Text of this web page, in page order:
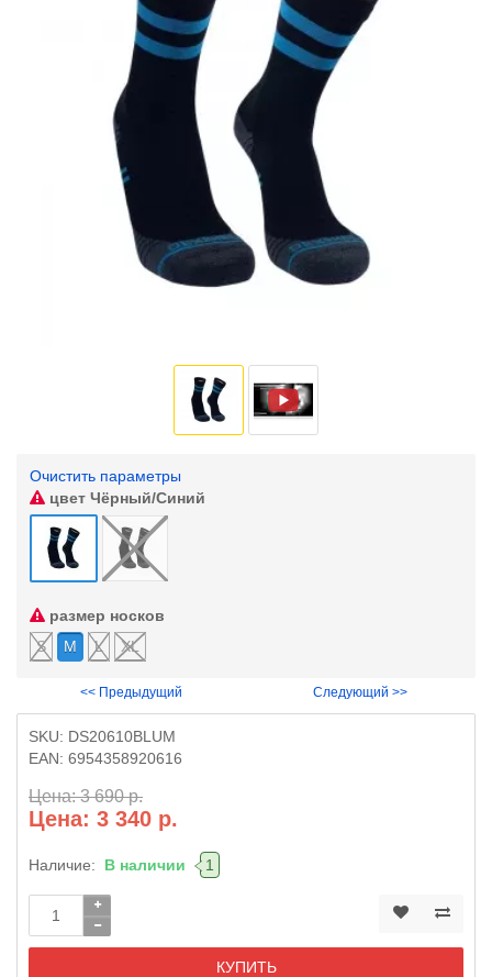
Очистить параметры
цвет Чёрный/Синий
размер носков
S
M L XL
<< Предыдущий Следующий >>
SKU: DS20610BLUM
EAN: 6954358920616
Цена: 3 690 р.
Цена: 3 340 р.
Наличие: В наличии 1
КУПИТЬ